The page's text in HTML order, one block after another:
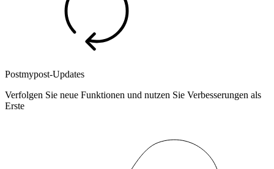
Postmypost-Updates
Verfolgen Sie neue Funktionen und nutzen Sie Verbesserungen als
Erste